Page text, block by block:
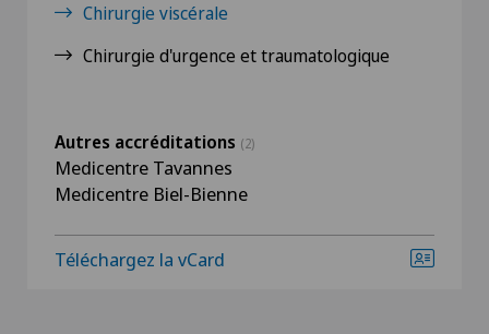
Chirurgie viscérale
Chirurgie d'urgence et traumatologique
Autres accréditations (2)
Medicentre Tavannes
Medicentre Biel-Bienne
Téléchargez la vCard